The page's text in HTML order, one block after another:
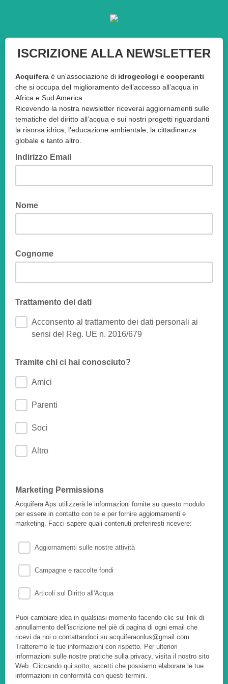
ISCRIZIONE ALLA NEWSLETTER
Acquifera è un'associazione di idrogeologi e cooperanti
che si occupa del miglioramento dell’accesso all’acqua in
Africa e Sud America.
Ricevendo la nostra newsletter riceverai aggiornamenti sulle
tematiche del diritto all’acqua e sui nostri progetti riguardanti
la risorsa idrica, l'educazione ambientale, la cittadinanza
globale e tanto altro.
Indirizzo Email
Nome
Cognome
Trattamento dei dati
Acconsento al trattamento dei dati personali ai
sensi del Reg. UE n. 2016/679
Tramite chi ci hai conosciuto?
Amici
Parenti
Soci
Altro
Marketing Permissions
Acquifera Aps utilizzerà le informazioni fornite su questo modulo
per essere in contatto con te e per fornire aggiornamenti e
marketing. Facci sapere quali contenuti preferiresti ricevere:
Aggiornamenti sulle nostre attività
Campagne e raccolte fondi
Articoli sul Diritto all'Acqua
Puoi cambiare idea in qualsiasi momento facendo clic sul link di
annullamento dell'iscrizione nel piè di pagina di ogni email che
ricevi da noi o contattandoci su acquiferaonlus@gmail.com.
Tratteremo le tue informazioni con rispetto. Per ulteriori
informazioni sulle nostre pratiche sulla privacy, visita il nostro sito
Web. Cliccando qui sotto, accetti che possiamo elaborare le tue
informazioni in conformità con questi termini.